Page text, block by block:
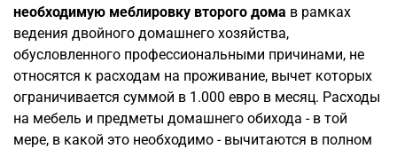
необходимую меблировку второго дома в рамках
ведения двойного домашнего хозяйства,
обусловленного профессиональными причинами, не
относятся к расходам на проживание, вычет которых
ограничивается суммой в 1.000 евро в месяц. Расходы
на мебель и предметы домашнего обихода - в той
мере, в какой это необходимо - вычитаются в полном